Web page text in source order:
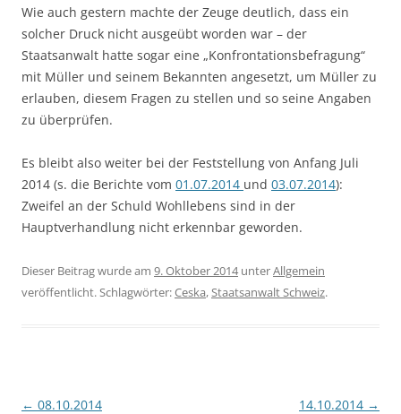
Wie auch gestern machte der Zeuge deutlich, dass ein
solcher Druck nicht ausgeübt worden war – der
Staatsanwalt hatte sogar eine „Konfrontationsbefragung“
mit Müller und seinem Bekannten angesetzt, um Müller zu
erlauben, diesem Fragen zu stellen und so seine Angaben
zu überprüfen.
Es bleibt also weiter bei der Feststellung von Anfang Juli
2014 (s. die Berichte vom 01.07.2014 und 03.07.2014):
Zweifel an der Schuld Wohllebens sind in der
Hauptverhandlung nicht erkennbar geworden.
Dieser Beitrag wurde am 9. Oktober 2014unterAllgemein
veröffentlicht. Schlagwörter:Ceska,Staatsanwalt Schweiz.
Beitragsnavigation
← 08.10.2014 14.10.2014 →